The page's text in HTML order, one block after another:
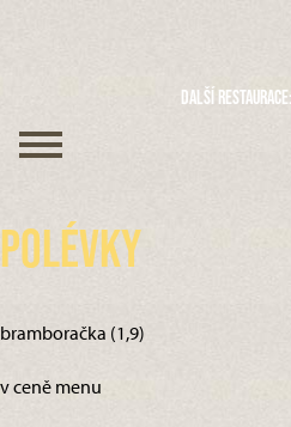
Další restaurace
Polévky
bramboračka (1,9)
v ceně menu